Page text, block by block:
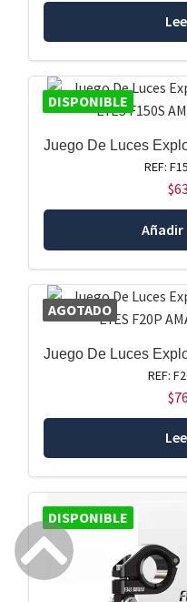
DISPONIBLE
Juego De Luces
REF:
$
AGOTADO
Juego De Luces
REF:
$
DISPONIBLE